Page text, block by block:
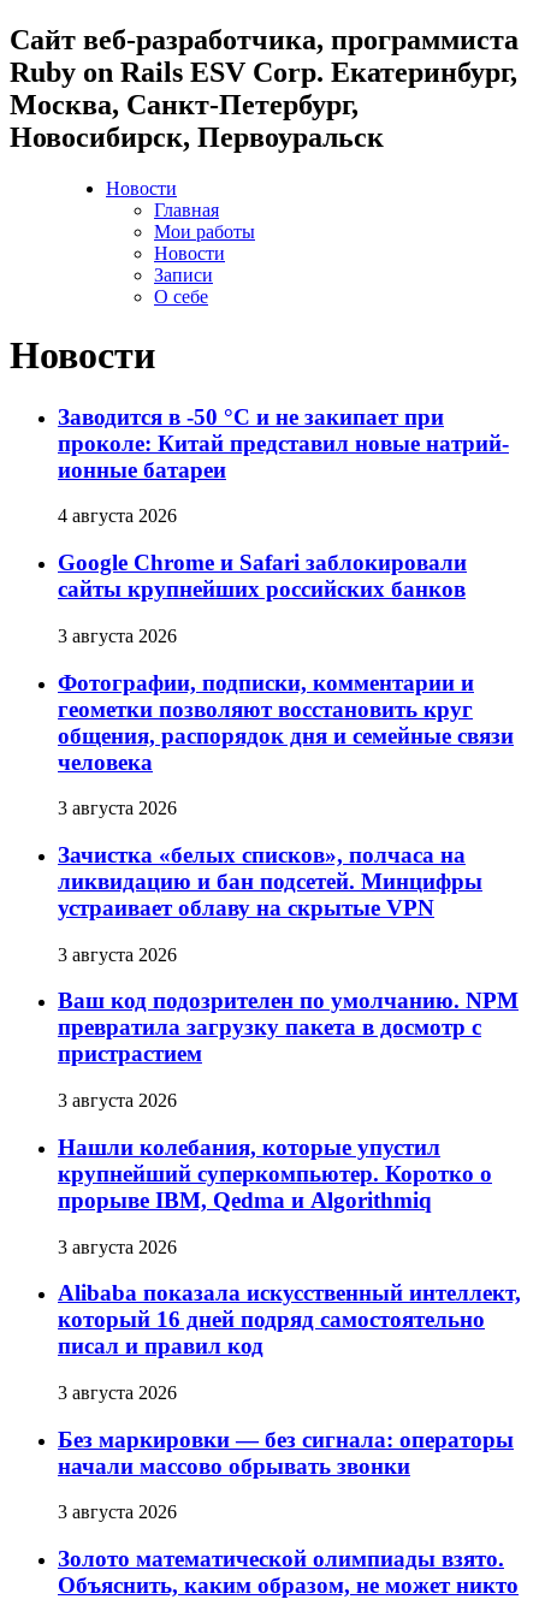
Cайт веб-разработчика, программиста
Ruby on Rails ESV Corp. Екатеринбург,
Москва, Санкт-Петербург,
Новосибирск, Первоуральск
Новости
Главная
Мои работы
Новости
Записи
О себе
Новости
Заводится в -50 °C и не закипает при
проколе: Китай представил новые натрий-
ионные батареи
4 августа 2026
Google Chrome и Safari заблокировали
сайты крупнейших российских банков
3 августа 2026
Фотографии, подписки, комментарии и
геометки позволяют восстановить круг
общения, распорядок дня и семейные связи
человека
3 августа 2026
Зачистка «белых списков», полчаса на
ликвидацию и бан подсетей. Минцифры
устраивает облаву на скрытые VPN
3 августа 2026
Ваш код подозрителен по умолчанию. NPM
превратила загрузку пакета в досмотр с
пристрастием
3 августа 2026
Нашли колебания, которые упустил
крупнейший суперкомпьютер. Коротко о
прорыве IBM, Qedma и Algorithmiq
3 августа 2026
Alibaba показала искусственный интеллект,
который 16 дней подряд самостоятельно
писал и правил код
3 августа 2026
Без маркировки — без сигнала: операторы
начали массово обрывать звонки
3 августа 2026
Золото математической олимпиады взято.
Объяснить, каким образом, не может никто